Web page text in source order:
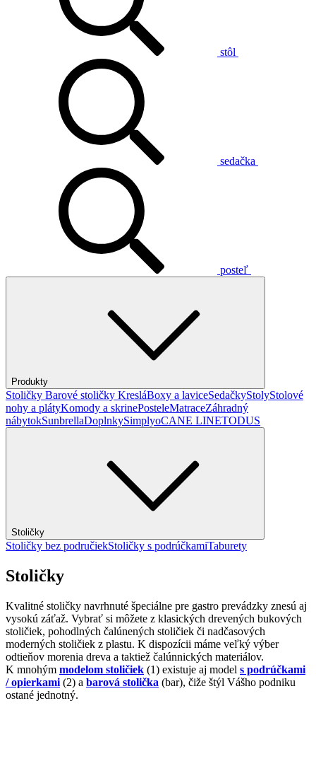
stôl
sedačka
posteľ
Produkty
Stoličky Barové stoličky KresláBoxy a laviceSedačkyStolyStolové
nohy a plátyKomody a skrinePosteleMatraceZáhradný
nábytokSunbrellaDoplnkySimplyoCANE LINETODUS
Stoličky
Stoličky bez područiekStoličky s podrúčkamiTaburety
Stoličky
Kvalitné stoličky navrhnuté špeciálne pre gastro prevádzky znesú aj
vysokú záťaž. Vybrať si môžete z klasických drevených bukových
stoličiek, pohodlných čalúnených stoličiek či nadčasových
moderných stoličiek z plastu. K dispozícii máme veľký výber
odtieňov morenia dreva a taktiež čalúnnických materiálov.
K mnohým modelom stoličiek (1) existuje aj model s podrúčkami
/ opierkami (2) a barová stolička (bar), čiže štýl Vášho podniku
ostané jednotný.